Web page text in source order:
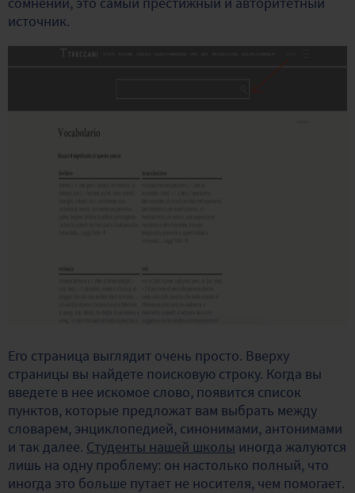
источник.
Его страница выглядит очень просто. Вверху
страницы вы найдете поисковую строку. Когда вы
введете в нее искомое слово, появится список
пунктов, которые предложат вам выбрать между
словарем, энциклопедией, синонимами, антонимами
и так далее. Студенты нашей школы иногда жалуются
лишь на одну проблему: он настолько полный, что
иногда это больше путает не носителя, чем помогает.